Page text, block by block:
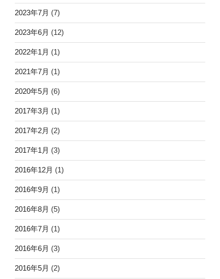
2023年7月 (7)
2023年6月 (12)
2022年1月 (1)
2021年7月 (1)
2020年5月 (6)
2017年3月 (1)
2017年2月 (2)
2017年1月 (3)
2016年12月 (1)
2016年9月 (1)
2016年8月 (5)
2016年7月 (1)
2016年6月 (3)
2016年5月 (2)